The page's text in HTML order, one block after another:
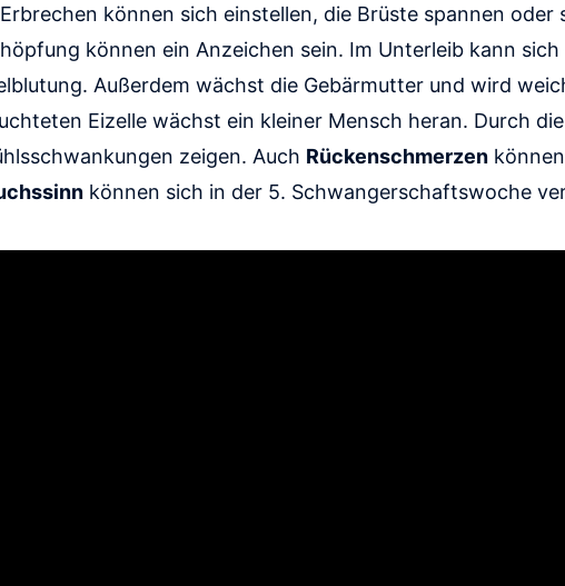
können sich einstellen, die Brüste spannen
können ein Anzeichen sein. Im Unterleib kann
Außerdem wächst die Gebärmutter und wird
Eizelle wächst ein kleiner Mensch heran. Durch
zeigen. Auch Rückenschmerzen
können sich in der 5. Schwangerschaftswoche